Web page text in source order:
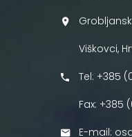
Viškovci,
Tel: +385
Fax: +385
E-mail: